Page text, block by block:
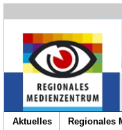
Aktuelles Regionales